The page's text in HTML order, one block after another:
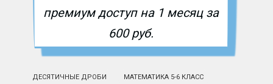
премиум доступ на 1 месяц за
600 руб.
ДЕСЯТИЧНЫЕ ДРОБИ МАТЕМАТИКА 5-6 КЛАСС